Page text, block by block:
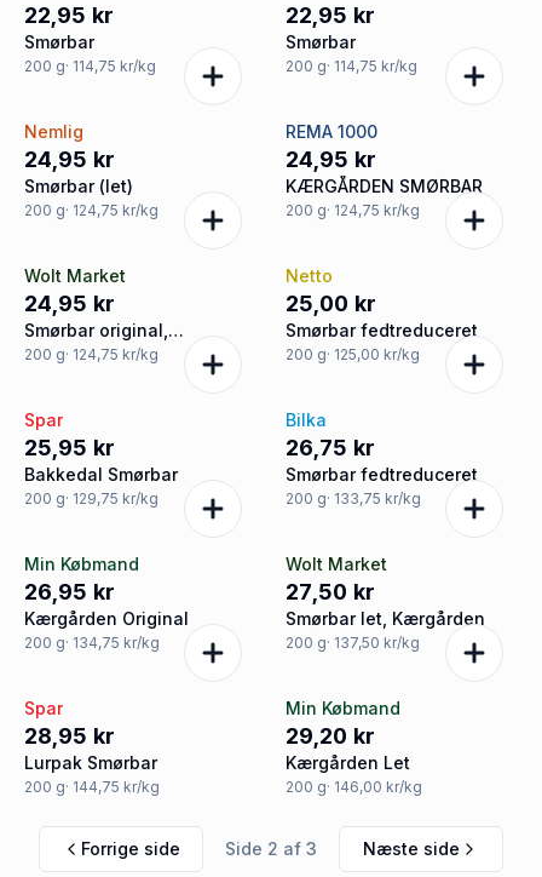
22,95 kr
Smørbar
200 g· 114,75 kr/kg
22,95 kr
Smørbar
200 g· 114,75 kr/kg
Nemlig
24,95 kr
Smørbar (let)
200 g· 124,75 kr/kg
REMA 1000
24,95 kr
KÆRGÅRDEN SMØRBAR
200 g· 124,75 kr/kg
Wolt Market
24,95 kr
Smørbar original,
Kærgården
200 g· 124,75 kr/kg
Netto
25,00 kr
Smørbar fedtreduceret
200 g· 125,00 kr/kg
Spar
25,95 kr
Bakkedal Smørbar
200 g· 129,75 kr/kg
Bilka
26,75 kr
Smørbar fedtreduceret
200 g· 133,75 kr/kg
Min Købmand
26,95 kr
Kærgården Original
200 g· 134,75 kr/kg
Wolt Market
27,50 kr
Smørbar let, Kærgården
200 g· 137,50 kr/kg
Spar
28,95 kr
Lurpak Smørbar
200 g· 144,75 kr/kg
Min Købmand
29,20 kr
Kærgården Let
200 g· 146,00 kr/kg
Forrige side Side 2 af 3 Næste side